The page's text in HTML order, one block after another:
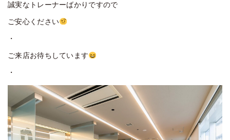
誠実なトレーナーばかりですので
ご安心ください
・
ご来店お待ちしています
・